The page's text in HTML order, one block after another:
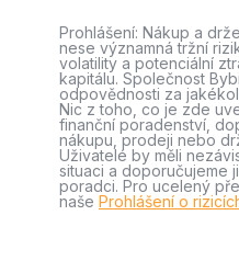
Prohlášení: Nákup a
nese významná tržní
volatility a potenciální
kapitálu. Společnost
odpovědnosti za
Nic z toho, co je zde
finanční poradenství,
nákupu, prodeji nebo
Uživatelé by měli
situaci a doporučujeme
poradci. Pro ucelený
naše Prohlášení o